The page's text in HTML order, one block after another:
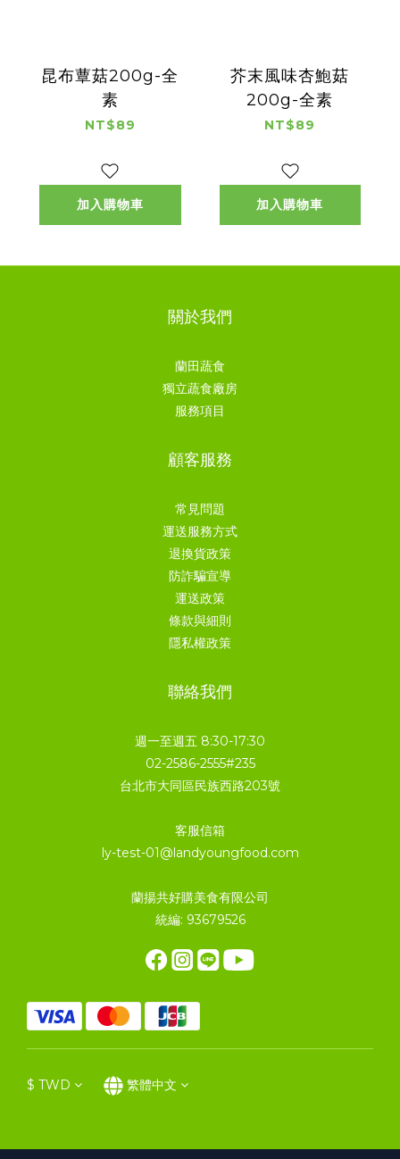
昆布蕈菇200g-全
素
NT$89
加入購物車
芥末風味杏鮑菇
200g-全素
NT$89
加入購物車
關於我們
蘭田蔬食
獨立蔬食廠房
服務項目
顧客服務
常見問題
運送服務方式
退換貨政策
防詐騙宣導
運送政策
條款與細則
隱私權政策
聯絡我們
週一至週五 8:30-17:30
02-2586-2555#235
台北市大同區民族西路203號
客服信箱
ly-test-01@landyoungfood.com
蘭揚共好購美食有限公司
統編: 93679526
$ TWD 繁體中文